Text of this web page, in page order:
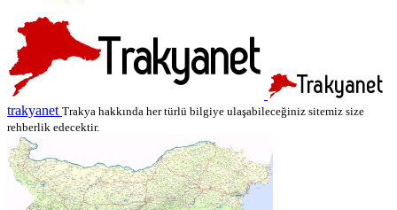
trakyanet Trakya hakkında her türlü bilgiye ulaşabileceğiniz sitemiz size
rehberlik edecektir.